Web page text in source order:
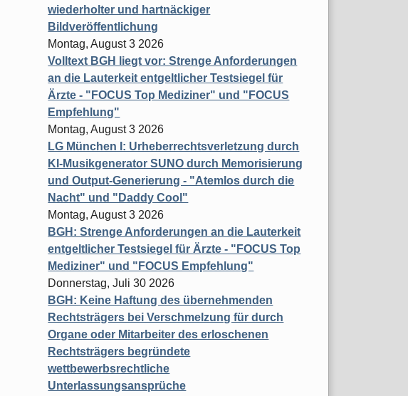
wiederholter und hartnäckiger
Bildveröffentlichung
Montag, August 3 2026
Volltext BGH liegt vor: Strenge Anforderungen
an die Lauterkeit entgeltlicher Testsiegel für
Ärzte - "FOCUS Top Mediziner" und "FOCUS
Empfehlung"
Montag, August 3 2026
LG München I: Urheberrechtsverletzung durch
KI-Musikgenerator SUNO durch Memorisierung
und Output-Generierung - "Atemlos durch die
Nacht" und "Daddy Cool"
Montag, August 3 2026
BGH: Strenge Anforderungen an die Lauterkeit
entgeltlicher Testsiegel für Ärzte - "FOCUS Top
Mediziner" und "FOCUS Empfehlung"
Donnerstag, Juli 30 2026
BGH: Keine Haftung des übernehmenden
Rechtsträgers bei Verschmelzung für durch
Organe oder Mitarbeiter des erloschenen
Rechtsträgers begründete
wettbewerbsrechtliche
Unterlassungsansprüche